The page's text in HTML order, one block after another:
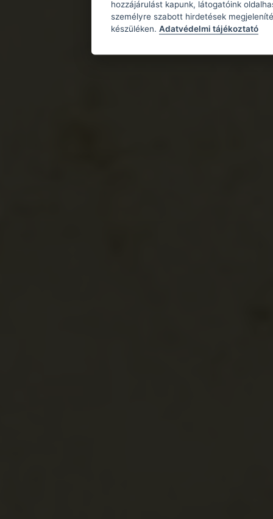
hozzájárulást kapunk, látogatóink
személyre szabott hirdetések
készüléken. Adatvédelmi tájékoztató